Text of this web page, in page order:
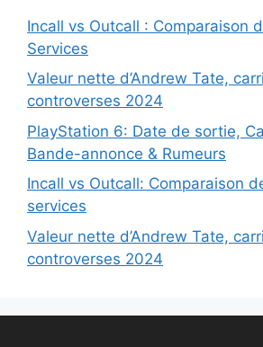
Incall vs Outcall : Comparaison
Services
Valeur nette d’Andrew Tate,
controverses 2024
PlayStation 6: Date de sortie,
Bande-annonce & Rumeurs
Incall vs Outcall: Comparaison
services
Valeur nette d’Andrew Tate,
controverses 2024